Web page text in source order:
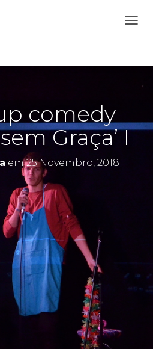
A
N
comedy
Graça’ I
em25 Novembro, 2018